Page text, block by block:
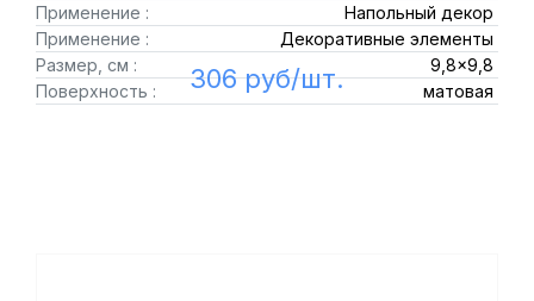
Применение :
Напольный декор
Применение :
Декоративные элементы
Размер, см :
9,8x9,8
Поверхность :
матовая
306 руб/шт.